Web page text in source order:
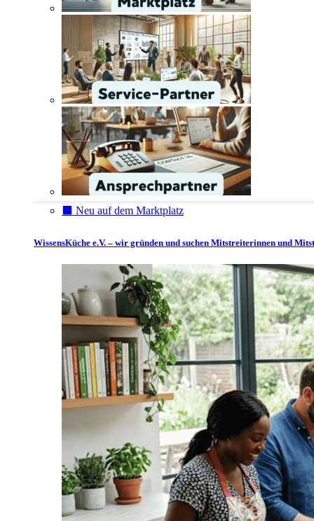
⬛️ Neu auf dem Marktplatz
WissensKüche e.V. – wir gründen und suchen Mitstreiterinnen und